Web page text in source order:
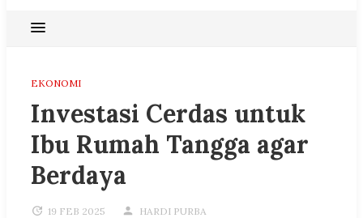
EKONOMI
Investasi Cerdas untuk
Ibu Rumah Tangga agar
Berdaya
19 FEB 2025 HARDI PURBA